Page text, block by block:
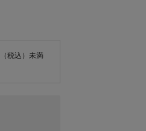
税込）未満